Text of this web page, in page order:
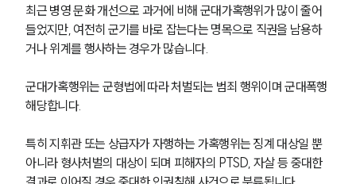
최근 병영 문화 개선으로 과거에 비해 군대가혹행위가 많이 줄어
들었지만, 여전히 군기를 바로 잡는다는 명목으로 직권을 남용하
거나 위계를 행사하는 경우가 많습니다.
군대가혹행위는 군형법에 따라 처벌되는 범죄 행위이며 군대폭행
해당합니다.
특히 지휘관 또는 상급자가 자행하는 가혹행위는 징계 대상일 뿐
아니라 형사처벌의 대상이 되며 피해자의 PTSD, 자살 등 중대한